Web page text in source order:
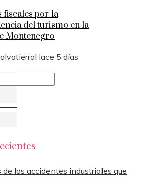
fiscales por la
del turismo en la
Montenegro
Hace 5 días
los accidentes industriales que